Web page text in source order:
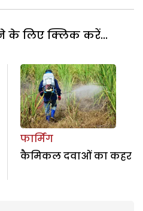
के लिए क्लिक करें...
फार्मिंग
कैमिकल दवाओं का कहर